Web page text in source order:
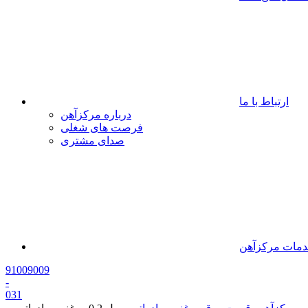
ارتباط با ما
درباره مرکزآهن
فرصت های شغلی
صدای مشتری
مرکزآهن
91009009
-
031